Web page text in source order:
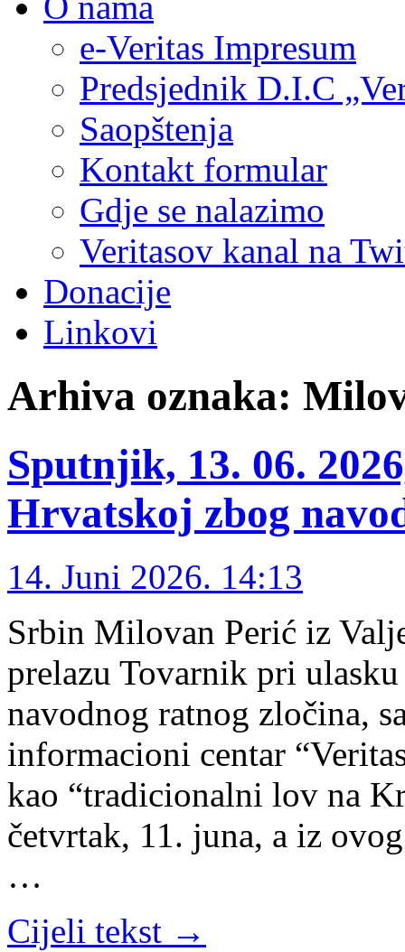
e-Veritas Impresum
Predsjednik D.I.C
Saopštenja
Kontakt formular
Gdje se nalazimo
Veritasov kanal na
Donacije
Linkovi
Arhiva oznaka:
Sputnjik, 13. 06.
Hrvatskoj zbog
14. Juni 2026. 14:13
Srbin Milovan Perić iz
prelazu Tovarnik pri
navodnog ratnog zločina,
informacioni centar
kao “tradicionalni lov na
četvrtak, 11. juna, a iz
…
Cijeli tekst →